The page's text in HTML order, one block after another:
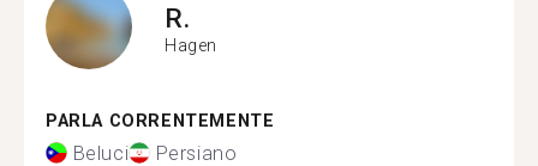
R.
Hagen
PARLA CORRENTEMENTE
Beluci Persiano